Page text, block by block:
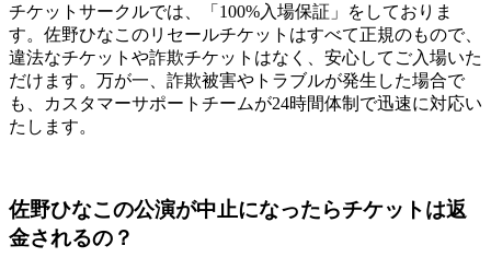
チケットサークルでは、「100%入場保証」をしておりま
す。佐野ひなこのリセールチケットはすべて正規のもので、
違法なチケットや詐欺チケットはなく、安心してご入場いた
だけます。万が一、詐欺被害やトラブルが発生した場合で
も、カスタマーサポートチームが24時間体制で迅速に対応い
たします。
佐野ひなこの公演が中止になったらチケットは返
金されるの？